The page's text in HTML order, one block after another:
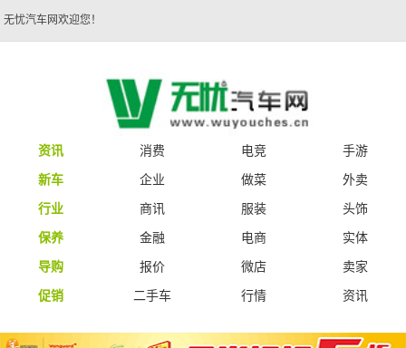
无忧汽车网欢迎您！
资讯 消费 电竞
手游
新车
企业 做菜
外卖
行业
商讯 服装
头饰
保养
金融 电商
实体
导购
报价 微店
卖家
促销
二手车 行情 资讯